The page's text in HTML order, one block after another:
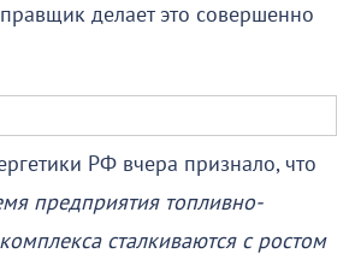
делает это совершенно
РФ вчера признало, что
предприятия топливно-
сталкиваются с ростом